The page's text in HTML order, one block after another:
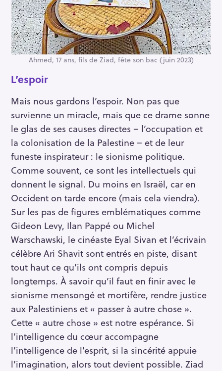
Ahmed, 17 ans, fils de Ziad, fête son bac (juin 2023)
L’espoir
Mais nous gardons l’espoir. Non pas que
survienne un miracle, mais que ce drame sonne
le glas de ses causes directes – l’occupation et
la colonisation de la Palestine – et de leur
funeste inspirateur : le sionisme politique.
Comme souvent, ce sont les intellectuels qui
donnent le signal. Du moins en Israël, car en
Occident on tarde encore (mais cela viendra).
Sur les pas de figures emblématiques comme
Gideon Levy, Ilan Pappé ou Michel
Warschawski, le cinéaste Eyal Sivan et l’écrivain
célèbre Ari Shavit sont entrés en piste, disant
tout haut ce qu’ils ont compris depuis
longtemps. À savoir qu’il faut en finir avec le
sionisme mensongé et mortifère, rendre justice
aux Palestiniens et « passer à autre chose ».
Cette « autre chose » est notre espérance. Si
l’intelligence du cœur accompagne
l’intelligence de l’esprit, si la sincérité appuie
l’imagination, alors tout devient possible. Ziad